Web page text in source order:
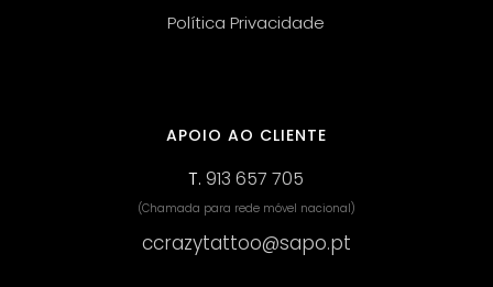
Política Privacidade
APOIO AO CLIENTE
T.913 657 705
(Chamada para rede móvel nacional)
ccrazytattoo@sapo.pt